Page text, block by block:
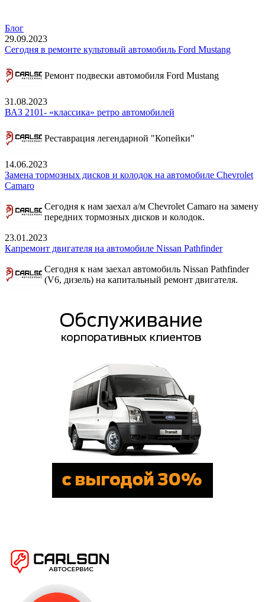
Блог
29.09.2023
Сегодня в ремонте культовый автомобиль Ford Mustang
Ремонт подвески автомобиля Ford Mustang
31.08.2023
ВАЗ 2101- «классика» ретро автомобилей
Реставрация легендарной "Копейки"
14.06.2023
Замена тормозных дисков и колодок на автомобиле Chevrolet
Camaro
Сегодня к нам заехал а/м Chevrolet Camaro на замену
передних тормозных дисков и колодок.
23.01.2023
Капремонт двигателя на автомобиле Nissan Pathfinder
Сегодня к нам заехал автомобиль Nissan Pathfinder
(V6, дизель) на капитальный ремонт двигателя.